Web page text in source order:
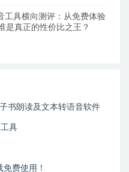
工具横向测评：从免费体验
是真正的性价比之王？
书朗读及文本转语音软件
具
免费使用！